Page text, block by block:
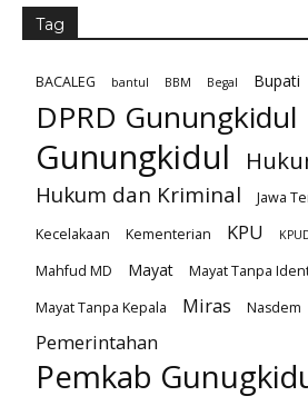
Tag
BACALEG bantul BBM Begal Bupati
DPRD Gunungkidul
Gunungkidul
Hukum dan Kriminal Jawa
Kecelakaan
Kementerian KPU
Mahfud MD
Mayat
Mayat Tanpa
Mayat Tanpa Kepala
Miras Nasdem
Pemerintahan
Pemkab